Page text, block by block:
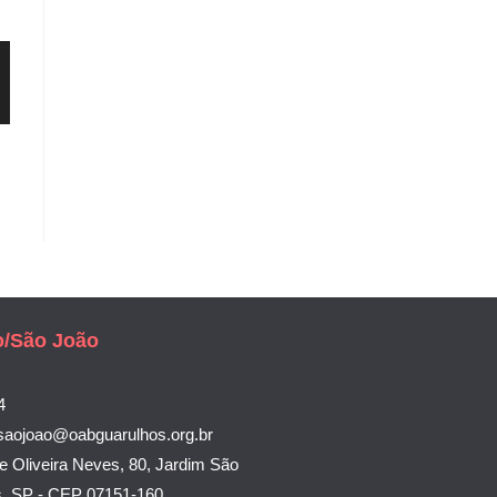
São João
Oliveira Neves, 80, Jardim São